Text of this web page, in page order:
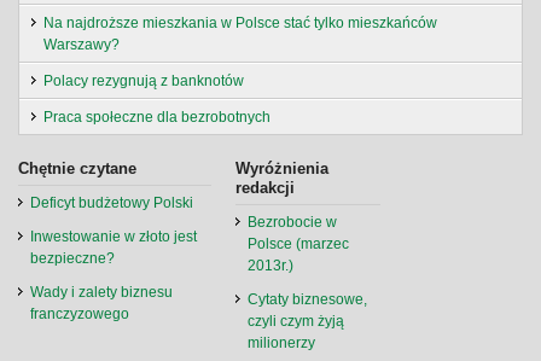
Na najdroższe mieszkania w Polsce stać tylko mieszkańców
Warszawy?
Polacy rezygnują z banknotów
Praca społeczne dla bezrobotnych
Chętnie czytane
Deficyt budżetowy Polski
Inwestowanie w złoto jest
bezpieczne?
Wady i zalety biznesu
franczyzowego
Wyróżnienia
redakcji
Bezrobocie w
Polsce (marzec
2013r.)
Cytaty biznesowe,
czyli czym żyją
milionerzy